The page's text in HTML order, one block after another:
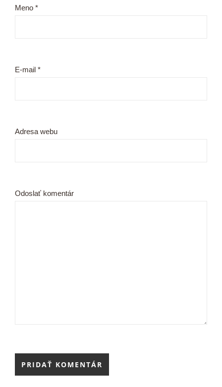
Meno *
E-mail *
Adresa webu
Odoslať komentár